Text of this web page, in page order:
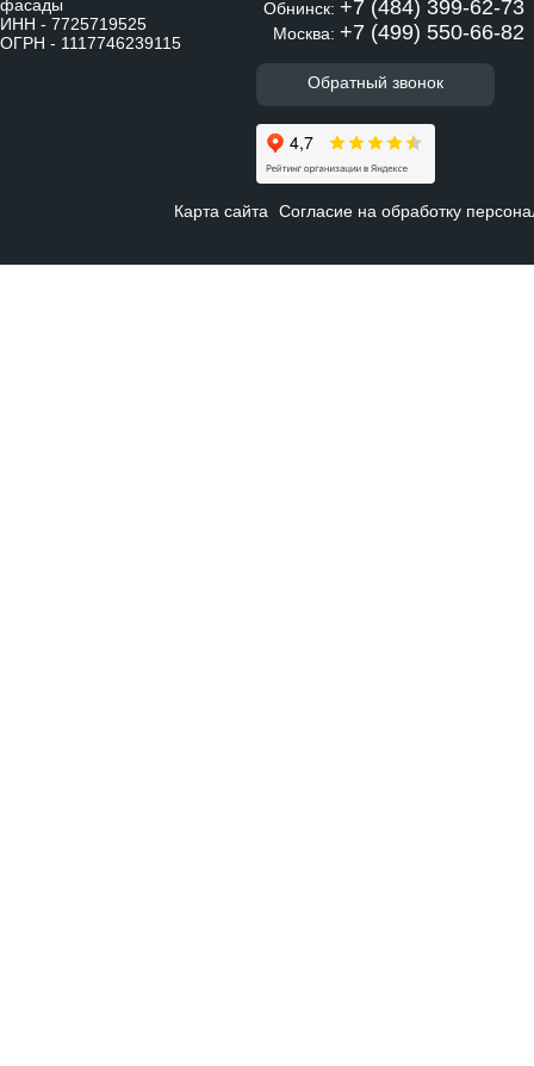
фасады
ИНН - 7725719525
ОГРН - 1117746239115
Обнинск: +7 (484) 399-62-73
Москва: +7 (499) 550-66-82
Обратный звонок
Карта сайта Согласие на обработку